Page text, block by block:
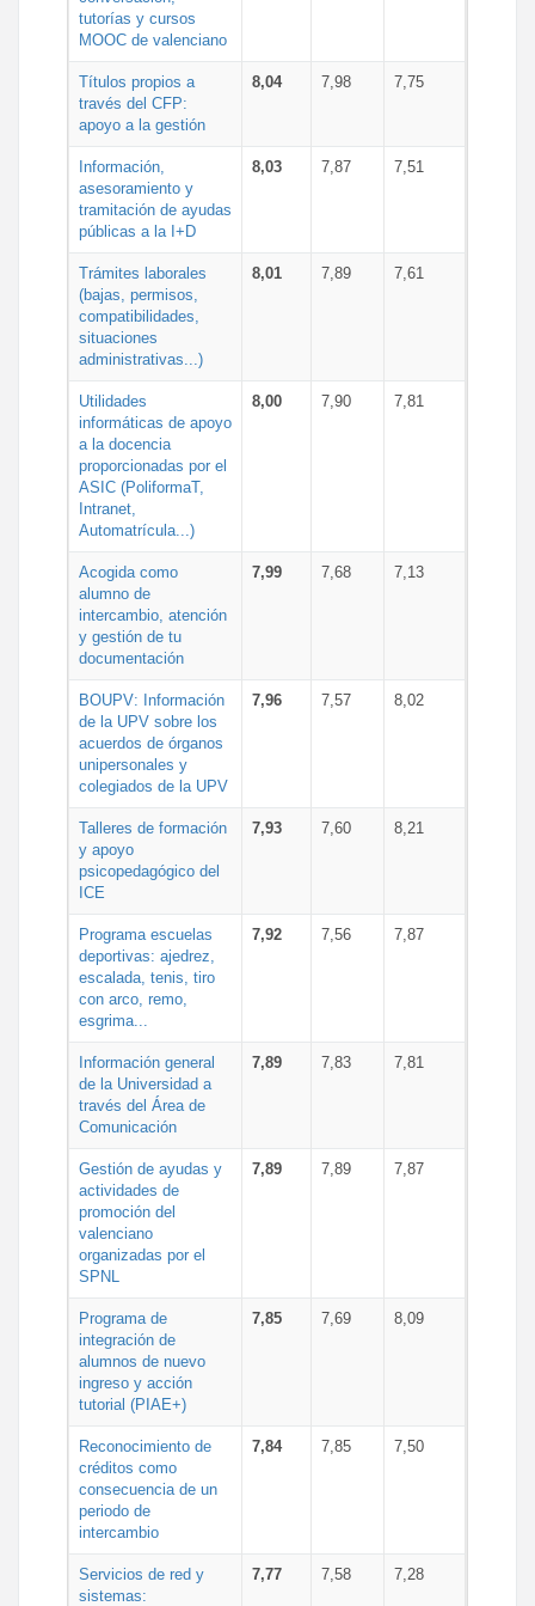
tutorías y cursos
MOOC de valenciano
Títulos propios a
través del CFP:
apoyo a la gestión
8,04 7,98 7,75
Información,
asesoramiento y
tramitación de ayudas
públicas a la I+D
8,03 7,87 7,51
Trámites laborales
(bajas, permisos,
compatibilidades,
situaciones
administrativas...)
8,01 7,89 7,61
Utilidades
informáticas de apoyo
a la docencia
proporcionadas por el
ASIC (PoliformaT,
Intranet,
Automatrícula...)
8,00 7,90 7,81
Acogida como
alumno de
intercambio, atención
y gestión de tu
documentación
7,99 7,68 7,13
BOUPV: Información
de la UPV sobre los
acuerdos de órganos
unipersonales y
colegiados de la UPV
7,96 7,57 8,02
Talleres de formación
y apoyo
psicopedagógico del
ICE
7,93 7,60 8,21
Programa escuelas
deportivas: ajedrez,
escalada, tenis, tiro
con arco, remo,
esgrima...
7,92 7,56 7,87
Información general
de la Universidad a
través del Área de
Comunicación
7,89 7,83 7,81
Gestión de ayudas y
actividades de
promoción del
valenciano
organizadas por el
SPNL
7,89 7,89 7,87
Programa de
integración de
alumnos de nuevo
ingreso y acción
tutorial (PIAE+)
7,85 7,69 8,09
Reconocimiento de
créditos como
consecuencia de un
periodo de
intercambio
7,84 7,85 7,50
Servicios de red y
sistemas:
7,77 7,58 7,28